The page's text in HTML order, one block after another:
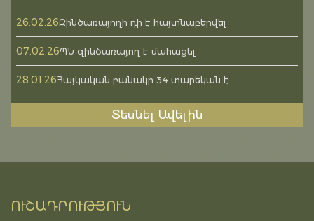
26.02.26Զինծառայողի դի է հայտնաբերվել
07.02.26ՊՆ զինծառայող է մահացել
28.01.26Հայկական բանակը 34 տարեկան է
Տեսնել Ավելին
ՈՒՇԱԴՐՈՒԹՅՈՒՆ